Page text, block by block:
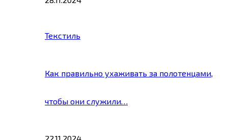
Текстиль
Как правильно ухаживать за полотенцами,
чтобы они служили…